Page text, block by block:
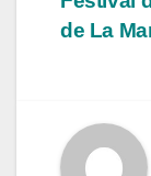
de La